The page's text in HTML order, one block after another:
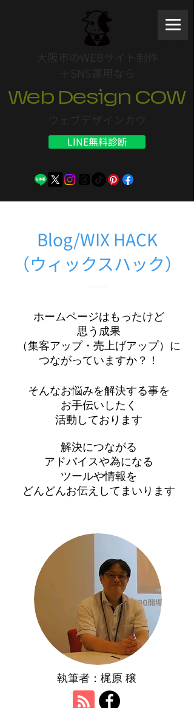
Web Design COW
LINE無料診断
Blog/WIX HACK
（ウィックスハック）
ホームページはもったけど
思う成果
（集客アップ・売上げアップ）に
つながっていますか？！
そんなお悩みを解決する事を
お手伝いしたく
活動しております
解決につながる
アドバイスや為になる
ツールや情報を
​どんどんお伝えしてまいります
執筆者：​梶原 穣